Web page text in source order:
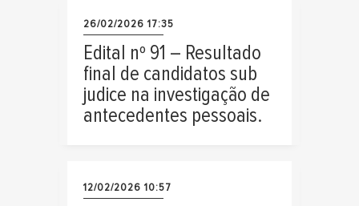
26/02/2026 17:35
Edital nº 91 – Resultado
final de candidatos sub
judice na investigação de
antecedentes pessoais.
12/02/2026 10:57